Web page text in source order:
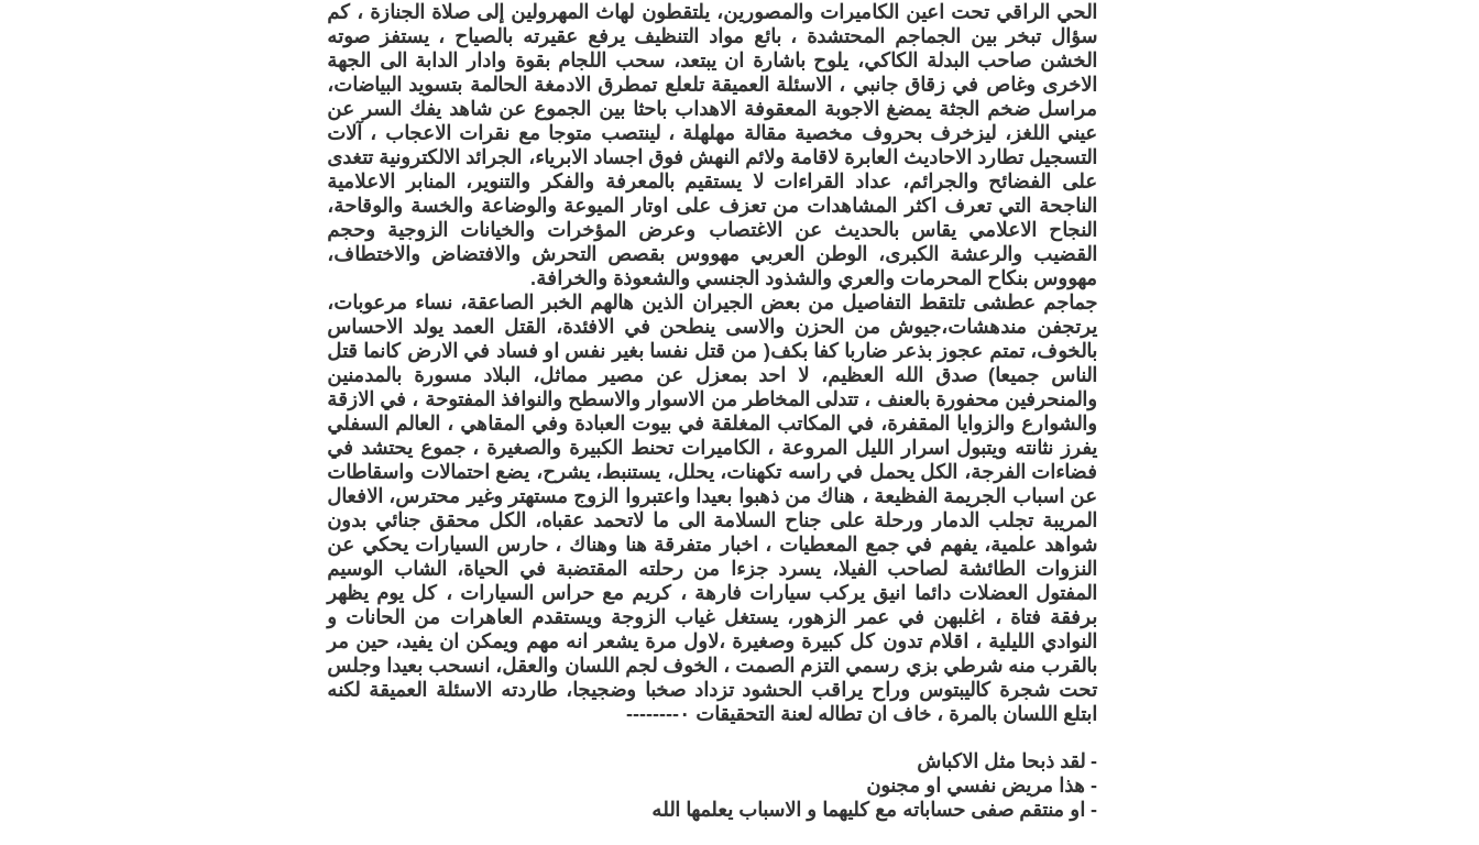
الحي الراقي تحت اعين الكاميرات والمصورين، يلتقطون لهاث المهرولين إلى صلاة الجنازة ، كم
سؤال تبخر بين الجماجم المحتشدة ، بائع مواد التنظيف يرفع عقيرته بالصياح ، يستفز صوته
الخشن صاحب البدلة الكاكي، يلوح باشارة ان يبتعد، سحب اللجام بقوة وادار الدابة الى الجهة
الاخرى وغاص في زقاق جانبي ، الاسئلة العميقة تلعلع تمطرق الادمغة الحالمة بتسويد البياضات،
مراسل ضخم الجثة يمضغ الاجوبة المعقوفة الاهداب باحثا بين الجموع عن شاهد يفك السر عن
عيني اللغز، ليزخرف بحروف مخصية مقالة مهلهلة ، لينتصب متوجا مع نقرات الاعجاب ، آلات
التسجيل تطارد الاحاديث العابرة لاقامة ولائم النهش فوق اجساد الابرياء، الجرائد الالكترونية تتغدى
على الفضائح والجرائم، عداد القراءات لا يستقيم بالمعرفة والفكر والتنوير، المنابر الاعلامية
الناجحة التي تعرف اكثر المشاهدات من تعزف على اوتار الميوعة والوضاعة والخسة والوقاحة،
النجاح الاعلامي يقاس بالحديث عن الاغتصاب وعرض المؤخرات والخيانات الزوجية وحجم
القضيب والرعشة الكبرى، الوطن العربي مهووس بقصص التحرش والافتضاض والاختطاف،
مهووس بنكاح المحرمات والعري والشذود الجنسي والشعوذة والخرافة.
جماجم عطشى تلتقط التفاصيل من بعض الجيران الذين هالهم الخبر الصاعقة، نساء مرعوبات،
يرتجفن مندهشات،جيوش من الحزن والاسى ينطحن في الافئدة، القتل العمد يولد الاحساس
بالخوف، تمتم عجوز بذعر ضاربا كفا بكف( من قتل نفسا بغير نفس او فساد في الارض كانما قتل
الناس جميعا) صدق الله العظيم، لا احد بمعزل عن مصير مماثل، البلاد مسورة بالمدمنين
والمنحرفين محفورة بالعنف ، تتدلى المخاطر من الاسوار والاسطح والنوافذ المفتوحة ، في الازقة
والشوارع والزوايا المقفرة، في المكاتب المغلقة في بيوت العبادة وفي المقاهي ، العالم السفلي
يفرز نثانته ويتبول اسرار الليل المروعة ، الكاميرات تحنط الكبيرة والصغيرة ، جموع يحتشد في
فضاءات الفرجة، الكل يحمل في راسه تكهنات، يحلل، يستنبط، يشرح، يضع احتمالات واسقاطات
عن اسباب الجريمة الفظيعة ، هناك من ذهبوا بعيدا واعتبروا الزوج مستهتر وغير محترس، الافعال
المريبة تجلب الدمار ورحلة على جناح السلامة الى ما لاتحمد عقباه، الكل محقق جنائي بدون
شواهد علمية، يفهم في جمع المعطيات ، اخبار متفرقة هنا وهناك ، حارس السيارات يحكي عن
النزوات الطائشة لصاحب الفيلا، ‎يسرد جزءا من رحلته المقتضبة في الحياة، الشاب الوسيم
المفتول العضلات دائما انيق يركب سيارات فارهة ، كريم مع حراس السيارات ، كل يوم يظهر
برفقة فتاة ، اغلبهن في عمر الزهور، يستغل غياب الزوجة ويستقدم العاهرات من الحانات و
النوادي الليلية ، اقلام تدون كل كبيرة وصغيرة ،لاول مرة يشعر انه مهم ويمكن ان يفيد، حين مر
بالقرب منه شرطي بزي رسمي التزم الصمت ، الخوف لجم اللسان والعقل، انسحب بعيدا وجلس
تحت شجرة كاليبتوس وراح يراقب الحشود تزداد صخبا وضجيجا، طاردته الاسئلة العميقة لكنه
ابتلع اللسان بالمرة ، خاف ان تطاله لعنة التحقيقات ٠--------
- لقد ذبحا مثل الاكباش
- هذا مريض نفسي او مجنون
- او منتقم صفى حساباته مع كليهما و الاسباب يعلمها الله